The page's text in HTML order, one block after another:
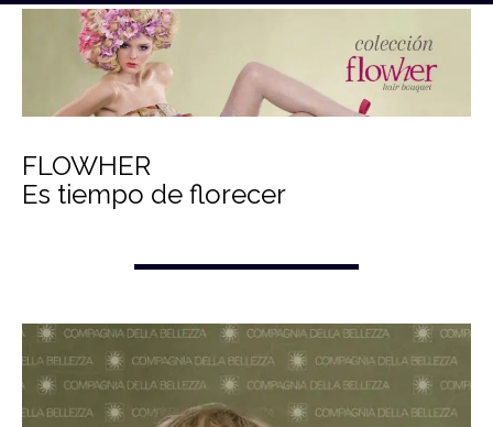
FLOWHER
Es tiempo de florecer